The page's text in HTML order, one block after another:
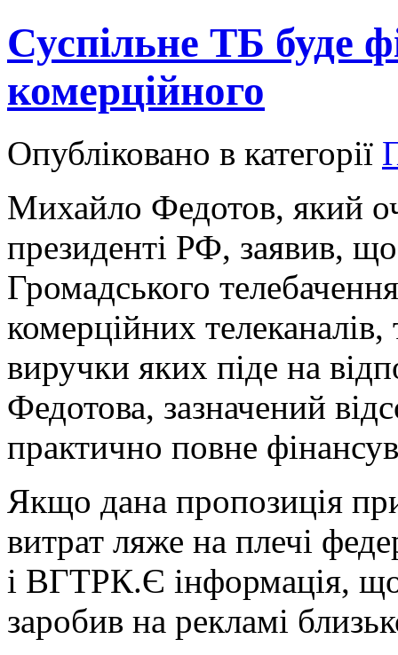
Суспільне ТБ буде
комерційного
Опубліковано в категорії
Михайло Федотов, який
президенті РФ, заявив,
Громадського
комерційних
виручки яких піде на
Федотова, зазначений
практично повне
Якщо дана пропозиція
витрат ляже на плечі
і ВГТРК.Є інформація,
заробив на рекламі